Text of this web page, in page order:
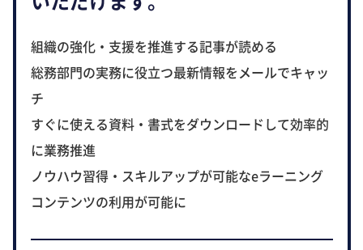
組織の強化・支援を推進する記事が読める
総務部門の実務に役立つ最新情報をメールでキャッ
チ
すぐに使える資料・書式をダウンロードして効率的
に業務推進
ノウハウ習得・スキルアップが可能なeラーニング
コンテンツの利用が可能に